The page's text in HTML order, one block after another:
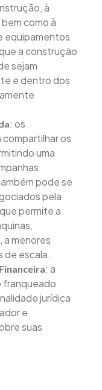
à
como à
equipamentos
a construção
sejam
e dentro dos
: os
os
uma
pode se
pela
permite a
menores
de escala.
: a
franqueado
jurídica
e
suas